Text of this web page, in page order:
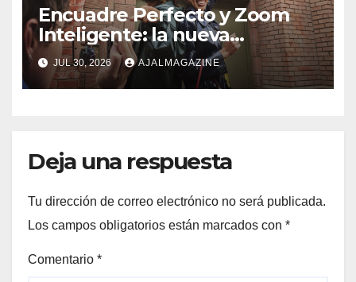
Encuadre Perfecto y Zoom
Inteligente: la nueva
generación de fotografía
móvil
JUL 30, 2026 AJALMAGAZINE
Deja una respuesta
Tu dirección de correo electrónico no será publicada.
Los campos obligatorios están marcados con *
Comentario *